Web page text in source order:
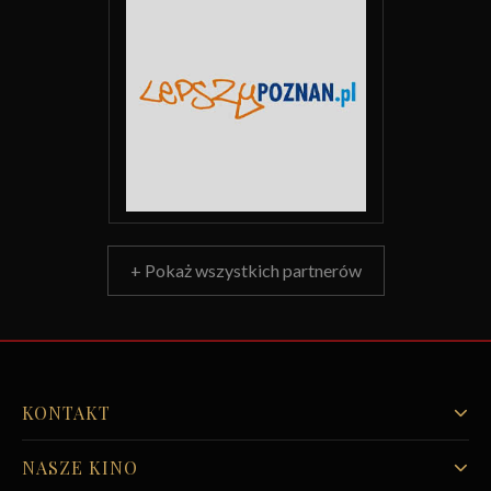
+ Pokaż wszystkich partnerów
KONTAKT
NASZE KINO